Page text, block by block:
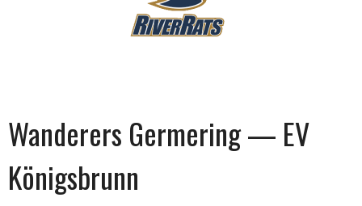
Wanderers Germering — EV
Königsbrunn